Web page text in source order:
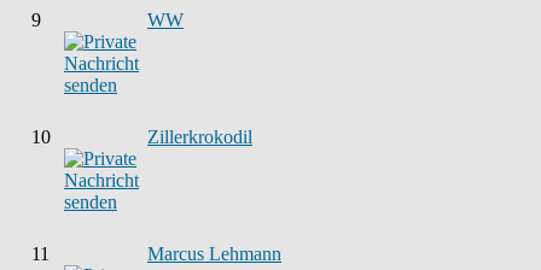
9 WW
10 Zillerkrokodil
11 Marcus Lehmann